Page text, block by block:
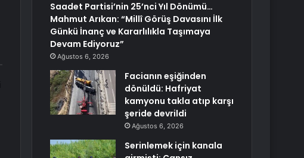
Saadet Partisi’nin 25’nci Yıl Dönümü…
Mahmut Arıkan: “Millî Görüş Davasını İlk
Günkü İnanç ve Kararlılıkla Taşımaya
Devam Ediyoruz”
Ağustos 6, 2026
Facianın eşiğinden
dönüldü: Hafriyat
kamyonu takla atıp karşı
şeride devrildi
Ağustos 6, 2026
Serinlemek için kanala